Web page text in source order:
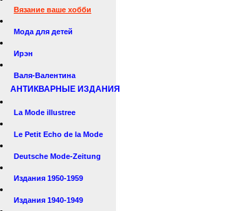
Вязание ваше хобби
Мода для детей
Ирэн
Валя-Валентина
АНТИКВАРНЫЕ ИЗДАНИЯ
La Mode illustree
Le Petit Echo de la Mode
Deutsche Mode-Zeitung
Издания 1950-1959
Издания 1940-1949